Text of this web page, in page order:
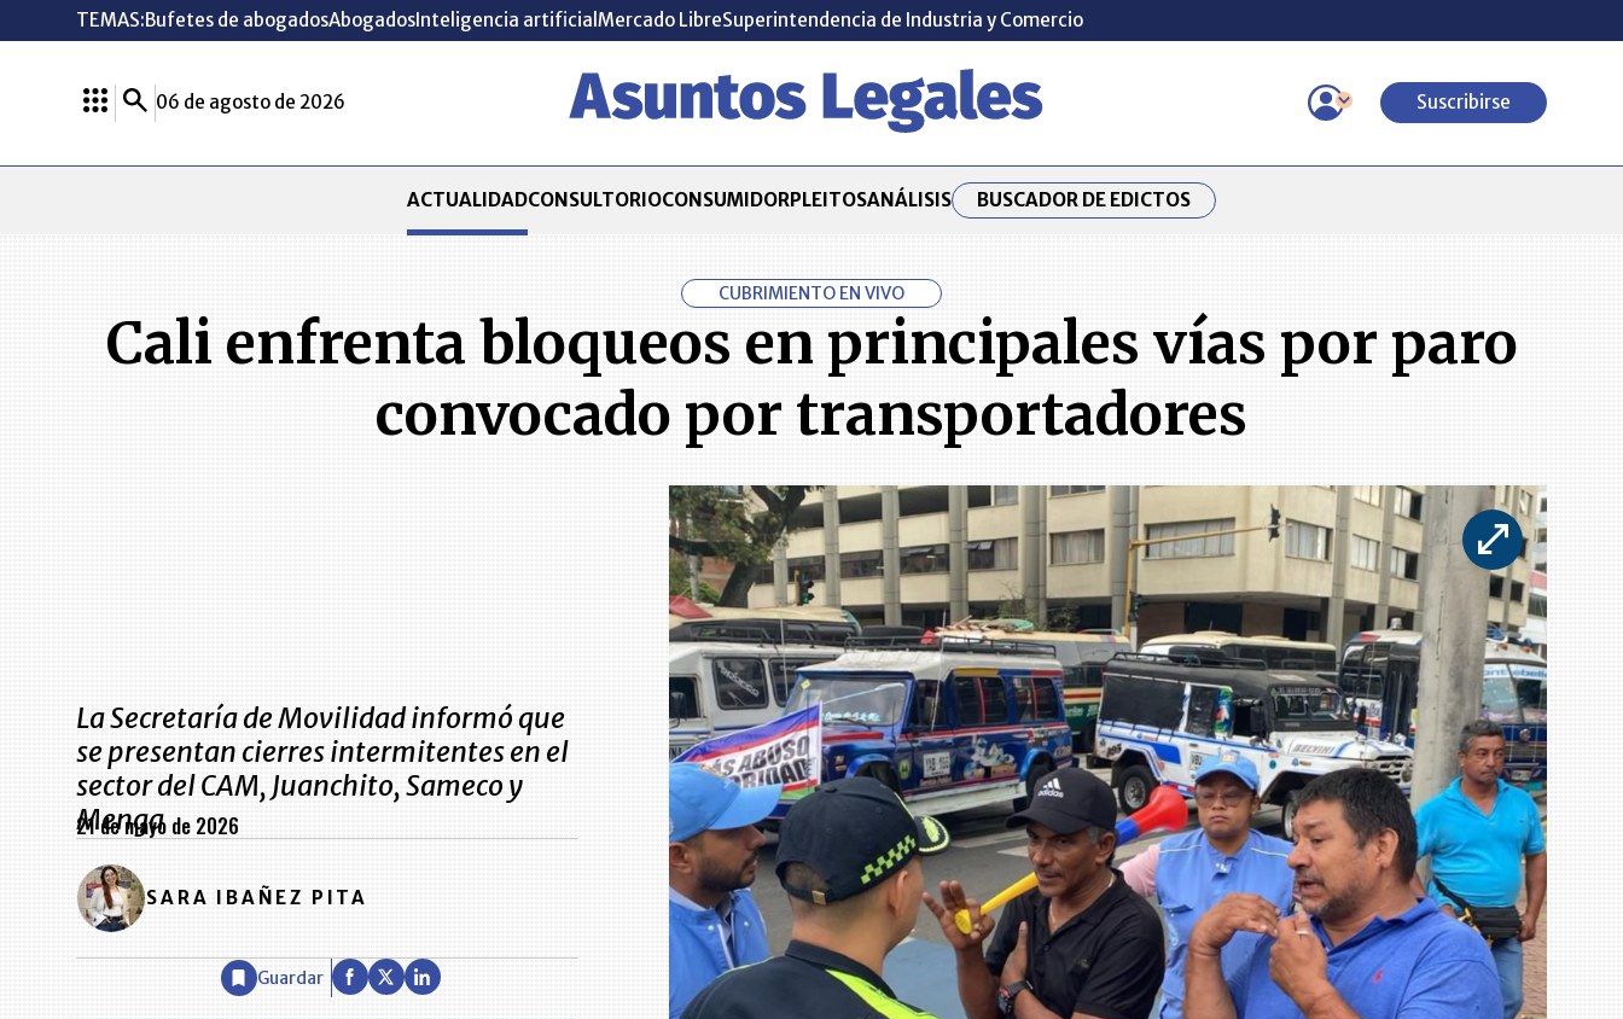
TEMAS:Bufetes de abogadosAbogadosInteligencia artificial Mercado LibreSuperintendencia de Industria y Comercio
06 de agosto de 2026 Suscribirse
ACTUALIDADCONSULTORIOCONSUMIDORPLEITOSANÁLISIS BUSCADOR DE EDICTOS
CUBRIMIENTO EN VIVO
Cali enfrenta bloqueos en principales vías por paro
convocado por transportadores
La Secretaría de Movilidad informó que
se presentan cierres intermitentes en el
sector del CAM, Juanchito, Sameco y
Menga
21 de mayo de 2026
SARA IBAÑEZ PITA
Guardar